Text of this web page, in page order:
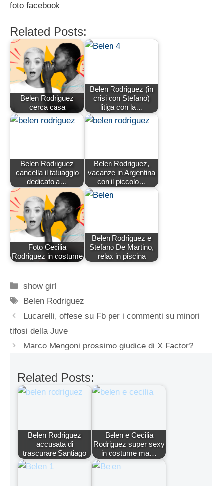
foto facebook
Related Posts:
Belen Rodriguez
cerca casa
Belen Rodriguez (in
crisi con Stefano)
litiga con la…
Belen Rodriguez
cancella il tatuaggio
dedicato a…
Belen Rodriguez,
vacanze in Argentina
con il piccolo…
Foto Cecilia
Rodriguez in costume
Belen Rodriguez e
Stefano De Martino,
relax in piscina
Categorie
show girl
Tag
Belen Rodriguez
Lucarelli, offese su Fb per i commenti su minori
tifosi della Juve
Marco Mengoni prossimo giudice di X Factor?
Related Posts:
Belen Rodriguez
accusata di
trascurare Santiago
Belen e Cecilia
Rodriguez super sexy
in costume ma…